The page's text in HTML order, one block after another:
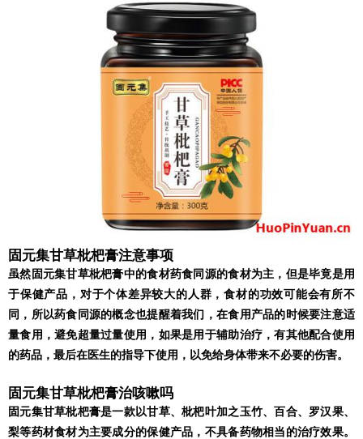
固元集甘草枇杷膏注意事项
虽然固元集甘草枇杷膏中的食材药食同源的食材为主，但是毕竟是用
于保健产品，对于个体差异较大的人群，食材的功效可能会有所不
同，所以药食同源的概念也提醒着我们，在食用产品的时候要注意适
量食用，避免超量过量使用，如果是用于辅助治疗，有其他配合使用
的药品，最后在医生的指导下使用，以免给身体带来不必要的伤害。
固元集甘草枇杷膏治咳嗽吗
固元集甘草枇杷膏是一款以甘草、枇杷叶加之玉竹、百合、罗汉果、
梨等药材食材为主要成分的保健产品，不具备药物相当的治疗效果。